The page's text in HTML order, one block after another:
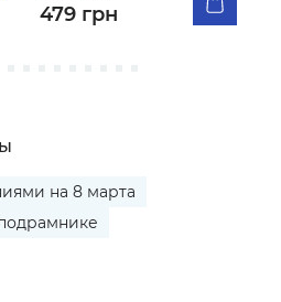
479 грн
на 8 марта